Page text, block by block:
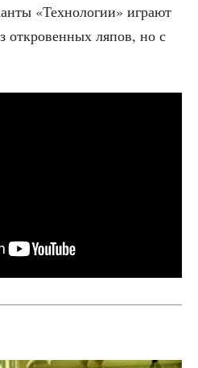
«Тех­но­ло­гии» игра­ют
откро­вен­ных ляпов, но с